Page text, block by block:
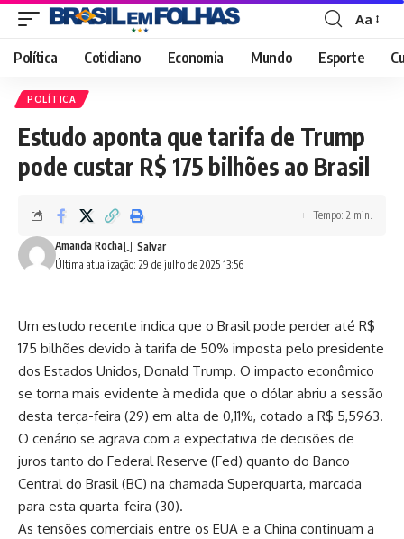
Font
Resizer
Aa
Política Cotidiano Economia Mundo Esporte
POLÍTICA
Estudo aponta que tarifa de Trump
pode custar R$ 175 bilhões ao Brasil
Última atualização: 29 de julho de 2025 13:56
Amanda Rocha
Tempo: 2 min.
Um estudo recente indica que o Brasil pode perder até R$
175 bilhões devido à tarifa de 50% imposta pelo presidente
dos Estados Unidos, Donald Trump. O impacto econômico
se torna mais evidente à medida que o dólar abriu a sessão
desta terça-feira (29) em alta de 0,11%, cotado a R$ 5,5963.
O cenário se agrava com a expectativa de decisões de
juros tanto do Federal Reserve (Fed) quanto do Banco
Central do Brasil (BC) na chamada Superquarta, marcada
para esta quarta-feira (30).
As tensões comerciais entre os EUA e a China continuam a